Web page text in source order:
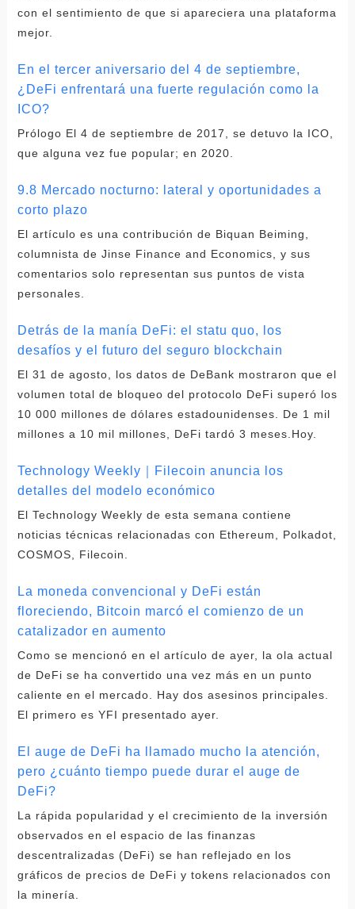
con el sentimiento de que si apareciera una plataforma
mejor.
En el tercer aniversario del 4 de septiembre,
¿DeFi enfrentará una fuerte regulación como la
ICO?
Prólogo El 4 de septiembre de 2017, se detuvo la ICO,
que alguna vez fue popular; en 2020.
9.8 Mercado nocturno: lateral y oportunidades a
corto plazo
El artículo es una contribución de Biquan Beiming,
columnista de Jinse Finance and Economics, y sus
comentarios solo representan sus puntos de vista
personales.
Detrás de la manía DeFi: el statu quo, los
desafíos y el futuro del seguro blockchain
El 31 de agosto, los datos de DeBank mostraron que el
volumen total de bloqueo del protocolo DeFi superó los
10 000 millones de dólares estadounidenses. De 1 mil
millones a 10 mil millones, DeFi tardó 3 meses.Hoy.
Technology Weekly｜Filecoin anuncia los
detalles del modelo económico
El Technology Weekly de esta semana contiene
noticias técnicas relacionadas con Ethereum, Polkadot,
COSMOS, Filecoin.
La moneda convencional y DeFi están
floreciendo, Bitcoin marcó el comienzo de un
catalizador en aumento
Como se mencionó en el artículo de ayer, la ola actual
de DeFi se ha convertido una vez más en un punto
caliente en el mercado. Hay dos asesinos principales.
El primero es YFI presentado ayer.
El auge de DeFi ha llamado mucho la atención,
pero ¿cuánto tiempo puede durar el auge de
DeFi?
La rápida popularidad y el crecimiento de la inversión
observados en el espacio de las finanzas
descentralizadas (DeFi) se han reflejado en los
gráficos de precios de DeFi y tokens relacionados con
la minería.